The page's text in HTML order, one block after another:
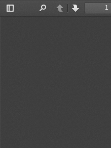
Toggle
PreviousNext